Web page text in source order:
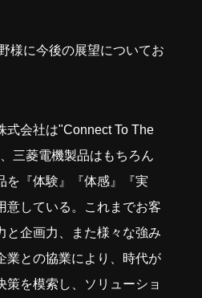
様に今後の展望についてお
式会社は"Connect To The
三菱電機製品はもちろん
を『体験』『体感』『実
意している。これまでお客
と企画力、また様々な強み
業との協業により、時代が
策を模索し、ソリューショ